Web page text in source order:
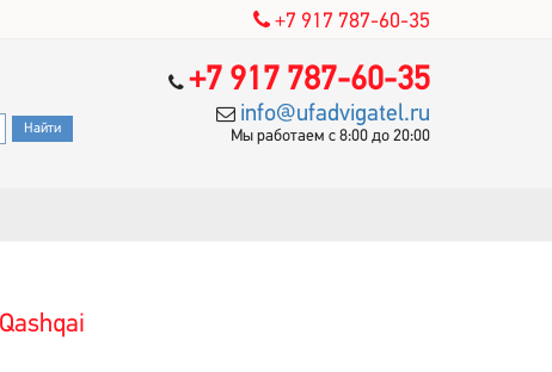
+7 917 787-60-35
+7 917 787-60-35
info@ufadvigatel.ru
Мы работаем с 8:00 до 20:00